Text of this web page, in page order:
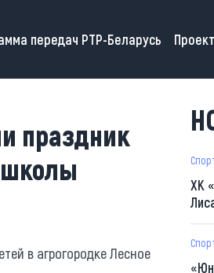
передач РТР-Беларусь
праздник
школы
в агрогородке Лесное
ХК